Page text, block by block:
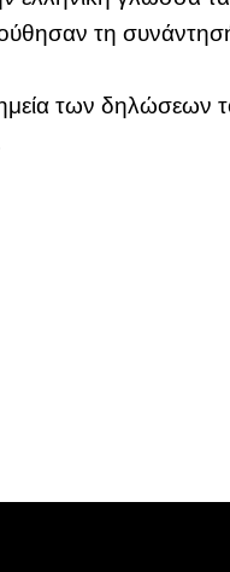
τη
των δηλώσεων